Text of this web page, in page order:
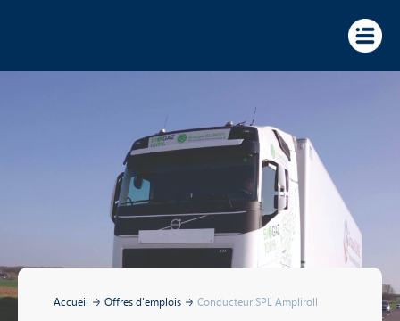
Accueil Offres d'emplois Conducteur SPL Ampliroll